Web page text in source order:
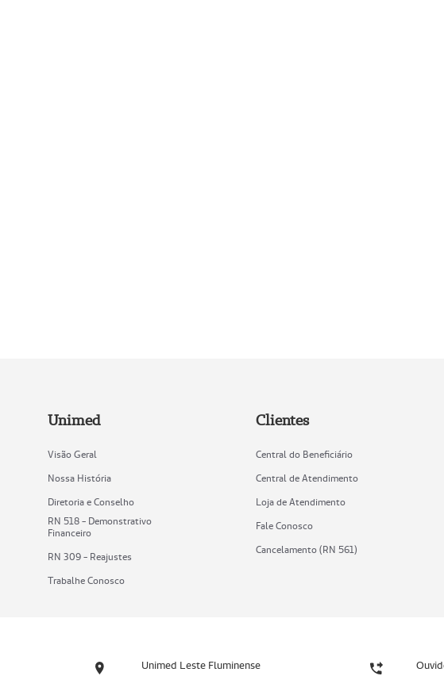
Unimed
Visão Geral
Nossa História
Diretoria e Conselho
RN 518 - Demonstrativo
Financeiro
RN 309 - Reajustes
Trabalhe Conosco
Clientes
Central do Beneficiário
Central de Atendimento
Loja de Atendimento
Fale Conosco
Cancelamento (RN 561)
Unimed Leste Fluminense